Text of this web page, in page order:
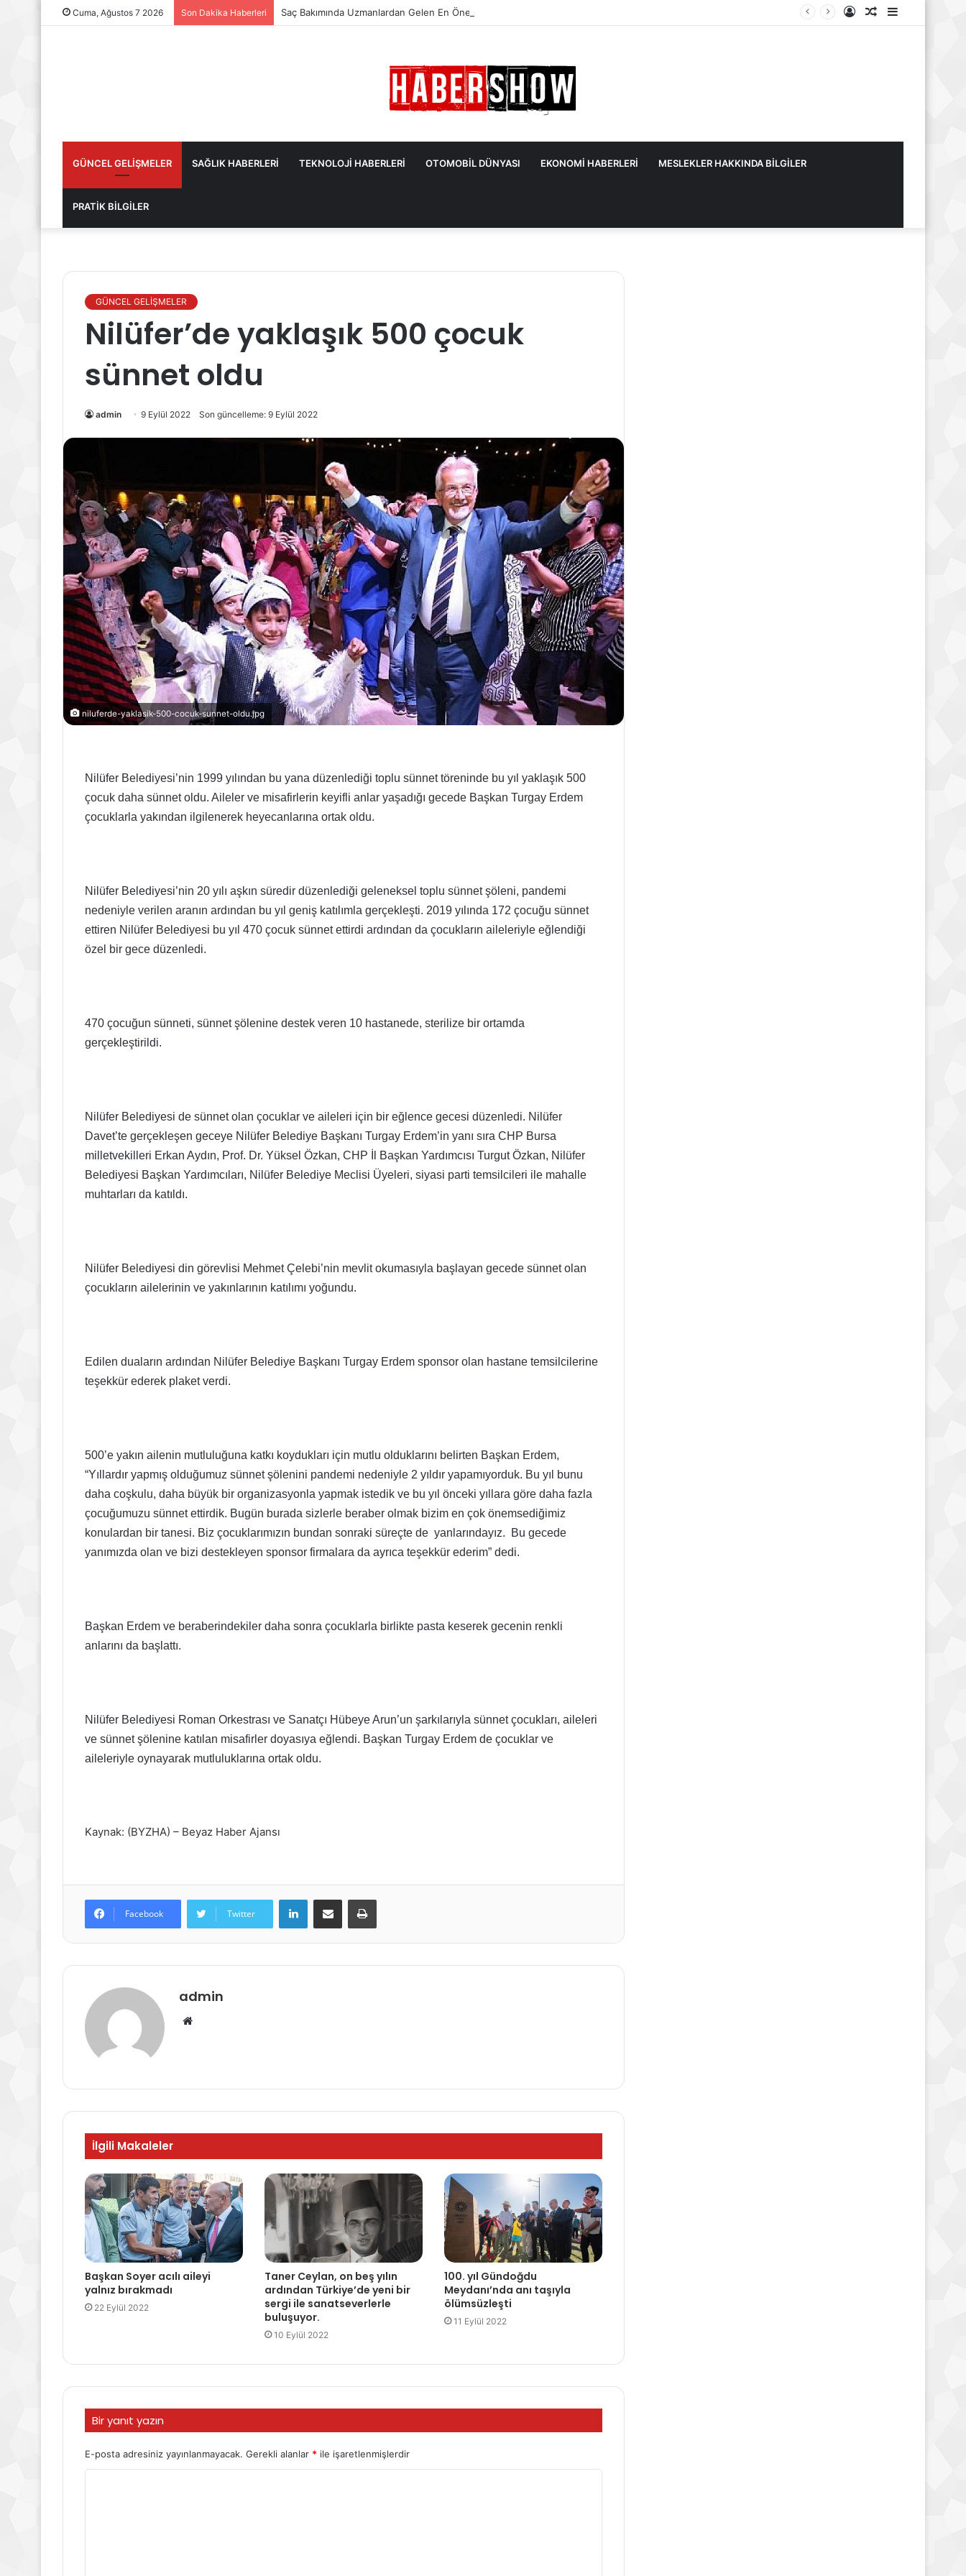
Cuma, Ağustos 7 2026 Son Dakika Haberleri Saç Bakımında Uzmanlardan Gelen En Önemli İpuçları
Kenar
Rastgele
Kayıt
GÜNCEL GELİŞMELER SAĞLIK HABERLERİ TEKNOLOJİ HABERLERİ OTOMOBİL DÜNYASI EKONOMİ HABERLERİ MESLEKLER HAKKINDA BİLGİLER
PRATİK BİLGİLER
GÜNCEL GELİŞMELER
Nilüfer’de yaklaşık 500 çocuk
sünnet oldu
admin 9 Eylül 2022 Son güncelleme: 9 Eylül 2022
niluferde-yaklasik-500-cocuk-sunnet-oldu.jpg
Nilüfer Belediyesi’nin 1999 yılından bu yana düzenlediği toplu sünnet töreninde bu yıl yaklaşık 500
çocuk daha sünnet oldu. Aileler ve misafirlerin keyifli anlar yaşadığı gecede Başkan Turgay Erdem
çocuklarla yakından ilgilenerek heyecanlarına ortak oldu.
Nilüfer Belediyesi’nin 20 yılı aşkın süredir düzenlediği geleneksel toplu sünnet şöleni, pandemi
nedeniyle verilen aranın ardından bu yıl geniş katılımla gerçekleşti. 2019 yılında 172 çocuğu sünnet
ettiren Nilüfer Belediyesi bu yıl 470 çocuk sünnet ettirdi ardından da çocukların aileleriyle eğlendiği
özel bir gece düzenledi.
470 çocuğun sünneti, sünnet şölenine destek veren 10 hastanede, sterilize bir ortamda
gerçekleştirildi.
Nilüfer Belediyesi de sünnet olan çocuklar ve aileleri için bir eğlence gecesi düzenledi. Nilüfer
Davet’te gerçekleşen geceye Nilüfer Belediye Başkanı Turgay Erdem’in yanı sıra CHP Bursa
milletvekilleri Erkan Aydın, Prof. Dr. Yüksel Özkan, CHP İl Başkan Yardımcısı Turgut Özkan, Nilüfer
Belediyesi Başkan Yardımcıları, Nilüfer Belediye Meclisi Üyeleri, siyasi parti temsilcileri ile mahalle
muhtarları da katıldı.
Nilüfer Belediyesi din görevlisi Mehmet Çelebi’nin mevlit okumasıyla başlayan gecede sünnet olan
çocukların ailelerinin ve yakınlarının katılımı yoğundu.
Edilen duaların ardından Nilüfer Belediye Başkanı Turgay Erdem sponsor olan hastane temsilcilerine
teşekkür ederek plaket verdi.
500’e yakın ailenin mutluluğuna katkı koydukları için mutlu olduklarını belirten Başkan Erdem,
“Yıllardır yapmış olduğumuz sünnet şölenini pandemi nedeniyle 2 yıldır yapamıyorduk. Bu yıl bunu
daha coşkulu, daha büyük bir organizasyonla yapmak istedik ve bu yıl önceki yıllara göre daha fazla
çocuğumuzu sünnet ettirdik. Bugün burada sizlerle beraber olmak bizim en çok önemsediğimiz
konulardan bir tanesi. Biz çocuklarımızın bundan sonraki süreçte de yanlarındayız. Bu gecede
yanımızda olan ve bizi destekleyen sponsor firmalara da ayrıca teşekkür ederim” dedi.
Başkan Erdem ve beraberindekiler daha sonra çocuklarla birlikte pasta keserek gecenin renkli
anlarını da başlattı.
Nilüfer Belediyesi Roman Orkestrası ve Sanatçı Hübeye Arun’un şarkılarıyla sünnet çocukları, aileleri
ve sünnet şölenine katılan misafirler doyasıya eğlendi. Başkan Turgay Erdem de çocuklar ve
aileleriyle oynayarak mutluluklarına ortak oldu.
Kaynak: (BYZHA) – Beyaz Haber Ajansı
Facebook Twitter
LinkedInE-Posta ile paylaş Yazdır
admin
Web
İlgili Makaleler
Başkan Soyer acılı aileyi
yalnız bırakmadı
22 Eylül 2022
Taner Ceylan, on beş yılın
ardından Türkiye’de yeni bir
sergi ile sanatseverlerle
buluşuyor.
10 Eylül 2022
100. yıl Gündoğdu
Meydanı’nda anı taşıyla
ölümsüzleşti
11 Eylül 2022
Bir yanıt yazın
E-posta adresiniz yayınlanmayacak. Gerekli alanlar * ile işaretlenmişlerdir